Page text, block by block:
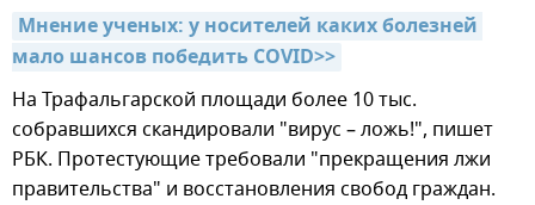
Мнение ученых: у носителей каких болезней
мало шансов победить COVID>>
На Трафальгарской площади более 10 тыс.
собравшихся скандировали "вирус – ложь!", пишет
РБК. Протестующие требовали "прекращения лжи
правительства" и восстановления свобод граждан.